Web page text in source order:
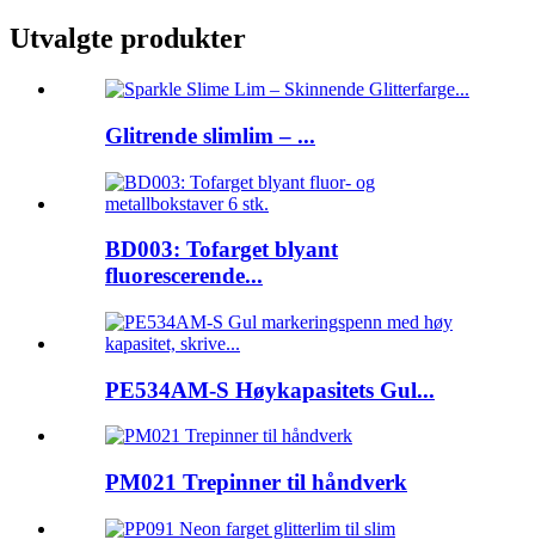
Utvalgte produkter
Glitrende slimlim – ...
BD003: Tofarget blyant
fluorescerende...
PE534AM-S Høykapasitets Gul...
PM021 Trepinner til håndverk